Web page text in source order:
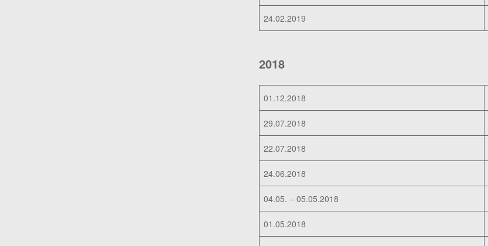
24.02.2019
2018
01.12.2018
29.07.2018
22.07.2018
24.06.2018
04.05. – 05.05.2018
01.05.2018